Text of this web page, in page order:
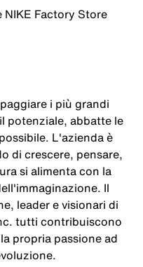
Factory Store
i più grandi
potenziale, abbatte le
L'azienda è
di crescere, pensare,
si alimenta con la
Il
leader e visionari di
tutti contribuiscono
propria passione ad